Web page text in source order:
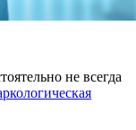
не всегда